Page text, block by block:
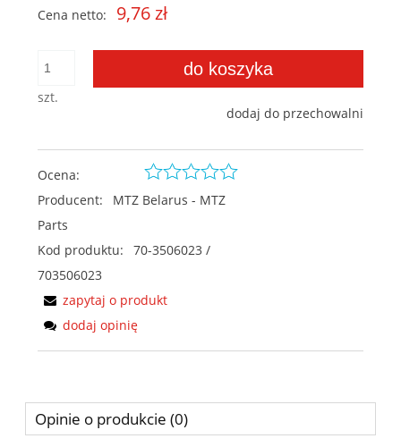
Cena netto: 9,76 zł
szt.
do koszyka
dodaj do przechowalni
Ocena:
Producent:
MTZ Belarus - MTZ
Parts
Kod produktu:
70-3506023 /
703506023
zapytaj o produkt
dodaj opinię
Opinie o produkcie (0)